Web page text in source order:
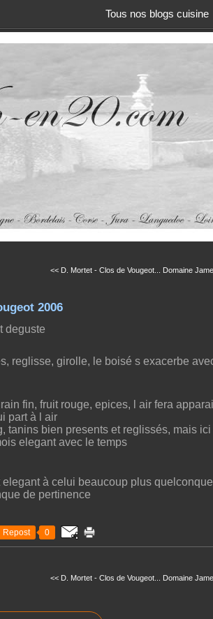
Tous nos blogs cuisine
<< D. Mortet - Clos de Vougeot... Domaine
2006
deguste
reglisse, girolle, le boisé s exacerbe
fin, fruit rouge, epices, l air fera
part à l air
tanins bien presents et reglissés, mais
elegant avec le temps
à celui beaucoup plus
de pertinence
Repost 0
<< D. Mortet - Clos de Vougeot... Domaine